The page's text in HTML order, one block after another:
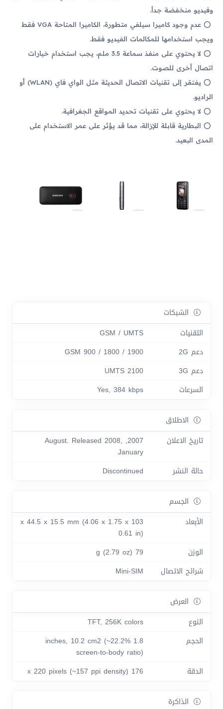
وفيديو منخفضة جداً.
عدم وجود كاميرا سيلفي متطورة، الكاميرا المتاحة VGA فقط
ويجب استخدامها للمكالمات الفيديو فقط.
لا يحتوي على منفذ سماعة 3.5 ملم، يجب استخدام خيارات
اتصال أخرى للصوت.
يفتقر إلى تقنيات الاتصال الحديثة مثل الواي فاي (WLAN) أو
الراديو.
لا يحتوي على تقنيات تحديد المواقع الجغرافية.
البطارية قابلة للإزالة، مما قد يؤثر على عمر الاستخدام على
المدى البعيد.
الشبكات
التقنيات
GSM / UMTS
دعم 2G
GSM 900 / 1800 / 1900
دعم 3G
UMTS 2100
السرعات
Yes, 384 kbps
الاطلاق
تاريخ الاعلان
2007, August. Released 2008,
January
حالة النشر
Discontinued
الجسم
الأبعاد
103 x 44.5 x 15.5 mm (4.06 x 1.75 x
0.61 in)
الوزن
79 g (2.79 oz)
شرائح الاتصال
Mini-SIM
العرض
النوع
TFT, 256K colors
الحجم
1.8 inches, 10.2 cm2 (~22.2%
screen-to-body ratio)
الدقة
176 x 220 pixels (~157 ppi density)
الذاكرة